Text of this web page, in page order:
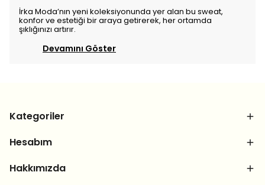
İrka Moda’nın yeni koleksiyonunda yer alan bu sweat,
konfor ve estetiği bir araya getirerek, her ortamda
şıklığınızı artırır.
Devamını Göster
Kategoriler
Hesabım
Hakkımızda